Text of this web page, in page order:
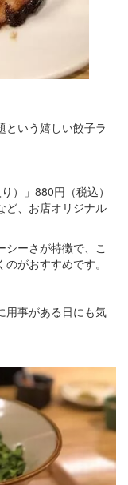
という嬉しい餃子ラ
）」880円（税込）
ど、お店オリジナル
ーさが特徴で、こ
がおすすめです。
用事がある日にも気